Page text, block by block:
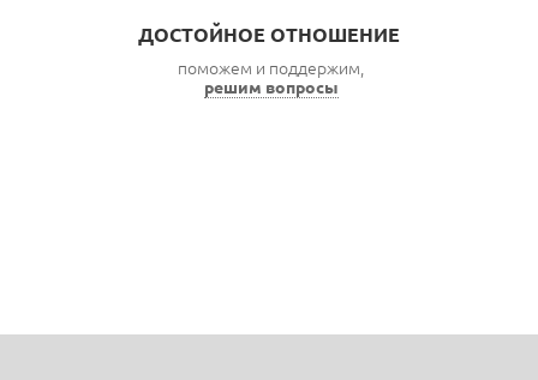
ДОСТОЙНОЕ ОТНОШЕНИЕ
поможем и поддержим,
решим вопросы